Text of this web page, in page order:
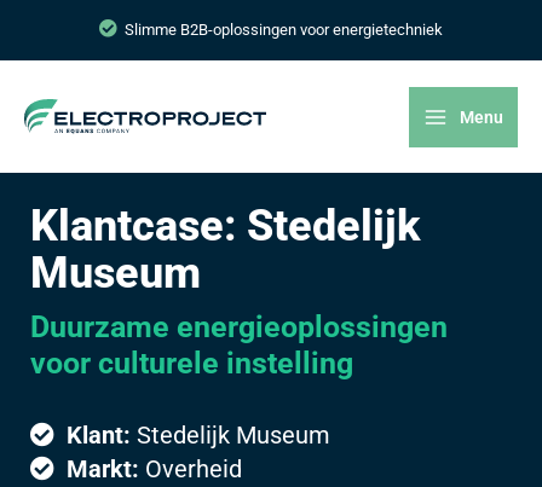
Slimme B2B-oplossingen voor energietechniek
Menu
Klantcase: Stedelijk
Museum
Duurzame energieoplossingen
voor culturele instelling
Klant: Stedelijk Museum
Markt: Overheid